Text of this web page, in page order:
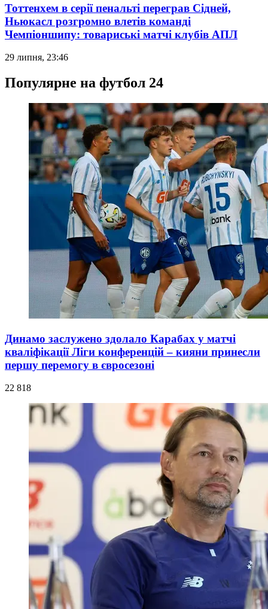
Тоттенхем в серії пенальті переграв Сідней,
Ньюкасл розгромно влетів команді
Чемпіоншипу: товариські матчі клубів АПЛ
29 липня, 23:46
Популярне на футбол 24
Динамо заслужено здолало Карабах у матчі
кваліфікації Ліги конференцій – кияни принесли
першу перемогу в євросезоні
22 818